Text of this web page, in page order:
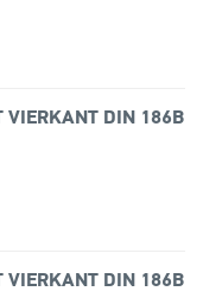
VIERKANT DIN 186B
VIERKANT DIN 186B